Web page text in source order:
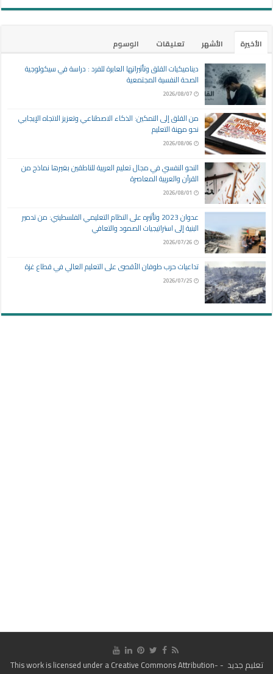
الأخيرة الأشهر تعليقات
الوسوم
ديناميكيات القلق وتأثيراتها العابرة للفرد : دراسة في سيكولوجية
الصحة النفسية المجتمعية
2026/08/07
من القلق إلى التمكين: الذكاء الاصطناعي وتعزيز الاتجاه الإيجابي
نحو مهنة التعليم
2026/08/06
النحو النفسي في مجال تعليم العربية للناطقين بغيرها نماذج من
القرآن والعربية المعاصرة
2026/08/01
عدوان 2023 وتأثيره على النظام التعليمي الفلسطيني: من تدمير
البنية إلى استراتيجيات الصمود والتعافي
2026/07/26
تداعيات حرب طوفان الأقصى على التعليم العالي في قطاع غزة
2026/07/25
تعليم جديد - This work is licensed under a
Creative Commons Attribution-